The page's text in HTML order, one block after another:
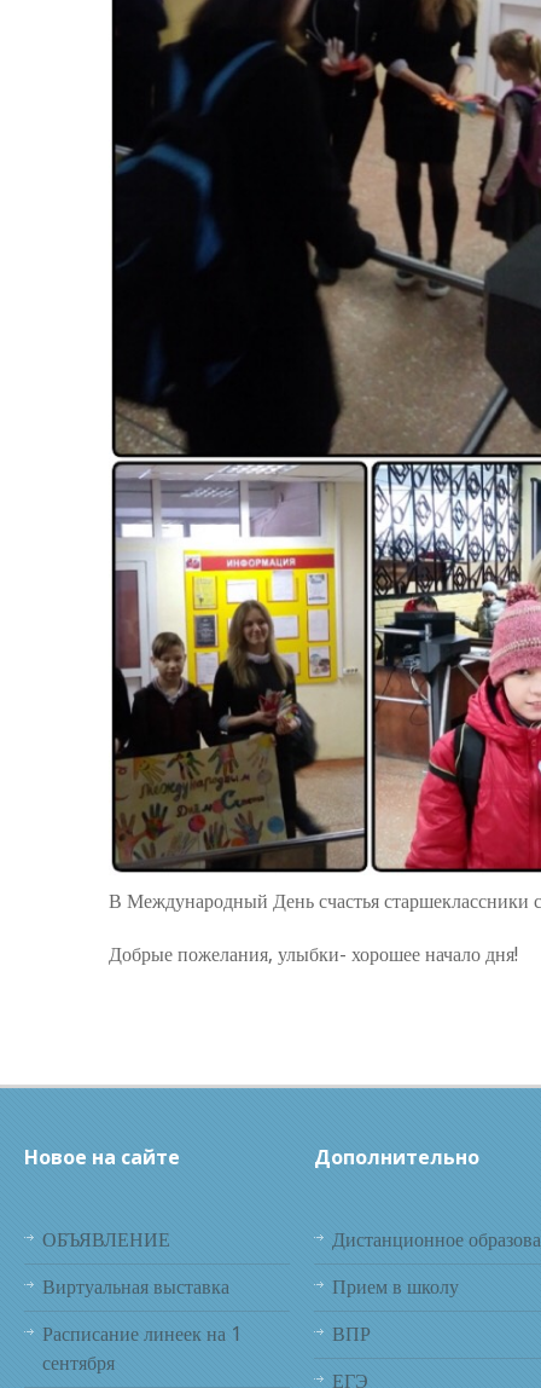
В Международный День счастья старшеклассники
Добрые пожелания, улыбки- хорошее начало дня!
Новое на сайте
ОБЪЯВЛЕНИЕ
Виртуальная выставка
Расписание линеек на 1
сентября
Дополнительно
Дистанционное
Прием в школу
ВПР
ЕГЭ